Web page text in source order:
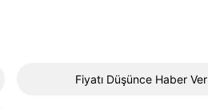
Fiyatı Düşünce Haber Ver